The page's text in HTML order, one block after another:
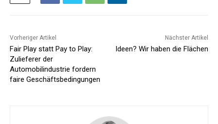
Vorheriger Artikel
Fair Play statt Pay to Play:
Zulieferer der
Automobilindustrie fordern
faire Geschäftsbedingungen
Nächster Artikel
Ideen? Wir haben die Flächen